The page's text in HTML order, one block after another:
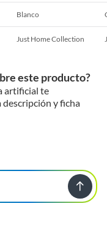
Blanco
Just Home Collection
este producto?
artificial te
descripción y ficha